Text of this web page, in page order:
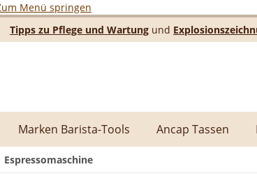
Menü springen
Tipps zu Pflege und Wartung und
Marken Barista-Tools Ancap Tassen